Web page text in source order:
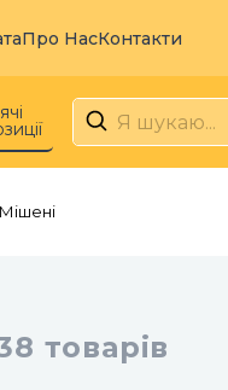
Про НасКонтакти
Мішені
товарів